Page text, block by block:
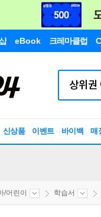
eBook 크레마클럽
신상품 이벤트 바이백 매
/어린이 학습서